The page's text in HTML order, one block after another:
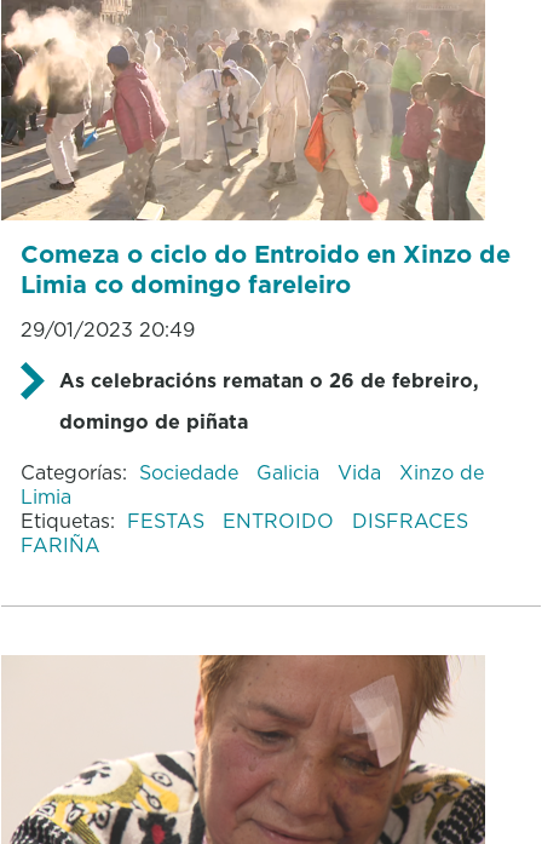
Comeza o ciclo do Entroido en Xinzo de
Limia co domingo fareleiro
29/01/2023 20:49
As celebracións rematan o 26 de febreiro,
domingo de piñata
Categorías: Sociedade Galicia Vida
Xinzo de
Limia
Etiquetas: FESTAS ENTROIDO
DISFRACES
FARIÑA